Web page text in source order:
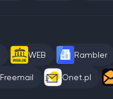
WEB Rambler
Freemail Onet.pl